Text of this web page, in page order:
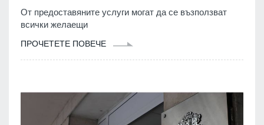
От предоставяните услуги могат да се възползват
всички желаещи
ПРОЧЕТЕТЕ ПОВЕЧЕ